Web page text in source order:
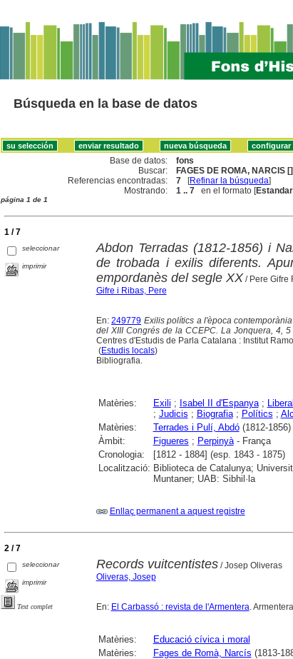
Búsqueda en la base de datos
Base de datos:
fons
Buscar:
FAGES DE ROMA, NARCIS []
Referencias encontradas:
7 [Refinar la búsqueda]
Mostrando:
1 .. 7 en el formato [Estandar
página 1 de 1
1 / 7
seleccionar
imprimir
Abdon Terradas (1812-1856) i
de trobada i exilis diferents.
empordanès del segle XX / Pere Gifre
Gifre i Ribas, Pere
En:249779 Exilis polítics a l'època
del XIII Congrés de la CCEPC. La Jonquera, 4,
Centres d'Estudis de Parla Catalana : Institut
(Estudis locals)
Bibliografia.
Matèries: Exili ; Isabel II d'Espanya;
; Judicis ; Biografia; Polítics ;
Matèries:
Terrades i Pulí, Abdó(1812-1856)
Àmbit:
Figueres ; Perpinyà- França
Cronologia:
[1812 - 1884] (esp. 1843 - 1875)
Localització: Biblioteca de Catalunya;
Muntaner; UAB: Sibhil·la
Enllaç permanent a aquest registre
2 / 7
seleccionar
imprimir
Text complet
Records vuitcentistes/ Josep Oliveras
Oliveras, Josep
En: El Carbassó : revista de l'Armentera.
Matèries:
Educació cívica i moral
Matèries:
Fages de Romà, Narcís (1813-